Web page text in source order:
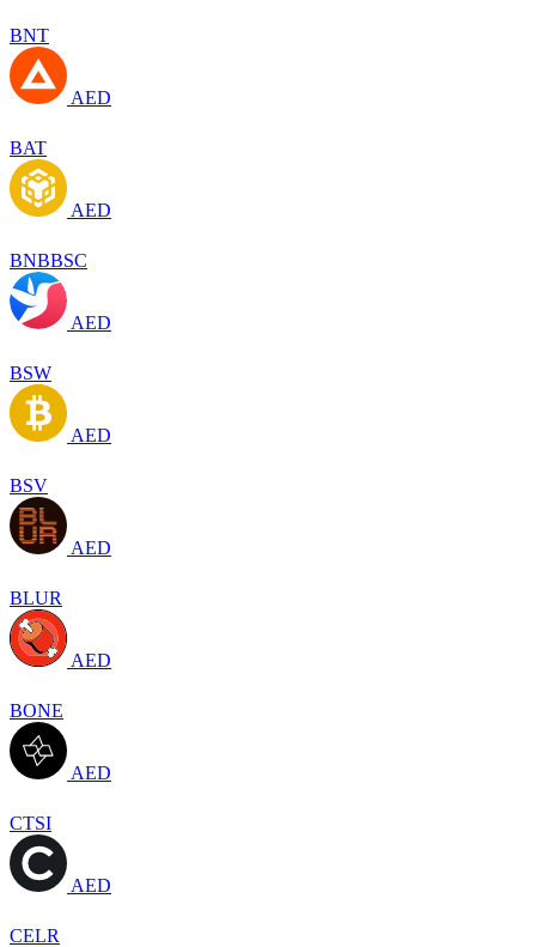
BNT
AED
BAT
AED
BNBBSC
AED
BSW
AED
BSV
AED
BLUR
AED
BONE
AED
CTSI
AED
CELR